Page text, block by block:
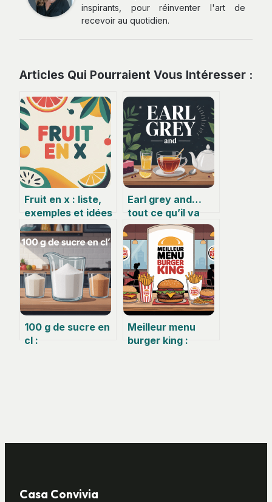
inspirants, pour réinventer l'art de
recevoir au quotidien.
Articles Qui Pourraient Vous Intéresser :
Fruit en x : liste,
exemples et idées
faciles à retenir
Earl grey and…
tout ce qu’il va
vraiment bien
avec ce thé
emblématique
100 g de sucre en
cl :
Meilleur menu
burger king :
Casa Convivia